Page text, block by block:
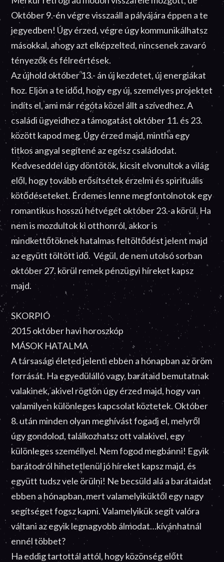
Október 9.-én végre visszaáll a pályájára éppen a te
jegyedben! Úgy érzed, végre úgy kommunikálhatsz
másokkal, ahogy azt elképzelted, nincsenek zavaró
tényezők és félreértések.
Az újhold október 13.- án új kezdetet, új energiákat
hoz. Eljön a te időd, hogy egy új, személyes projektet
indíts el, ami már régóta közel állt a szívedhez. A
családi ügyeidhez a támogatást október 11. és 23.
között kapod meg. Úgy érzed majd, mintha egy
titkos angyal segítené az egész családodat.
Kedveseddel úgy döntötök, kicsit elvonultok a világ
elől, hogy tovább erősítsétek érzelmi és spirituális
kötődéseteket. Érdemes lenne megfontolnotok egy
romantikus hosszú hétvégét október 23.-a körül. Ha
nem is mozdultok ki otthonról, akkor is
mindkettőtöknek hatalmas feltöltődést jelent majd
az együtt töltött idő. Végül, de nem utolsó sorban
október 27. körül remek pénzügyi híreket kapsz
majd.
SKORPIÓ
2015 október havi horoszkóp
MÁSOK HATALMA
A társasági életed jelenti ebben a hónapban az öröm
forrását. Ha egyedülálló vagy, barátaid bemutatnak
valakinek, akivel rögtön úgy érzed majd, hogy van
valamilyen különleges kapcsolat köztetek. Október
8. után minden olyan meghívást fogadj el, melyről
úgy gondolod, találkozhatsz ott valakivel, egy
különleges személlyel. Nem fogod megbánni! Egyik
barátodról hihetetlenül jó híreket kapsz majd, és
együtt tudsz vele örülni! Ne becsüld alá a barátaidat
ebben a hónapban, mert valamelyiküktől egy nagy
segítséget fogsz kapni. Valamelyikük segít valóra
váltani az egyik legnagyobb álmodat…kívánhatnál
ennél többet?
Ha eddig tartottál attól, hogy közönség előtt